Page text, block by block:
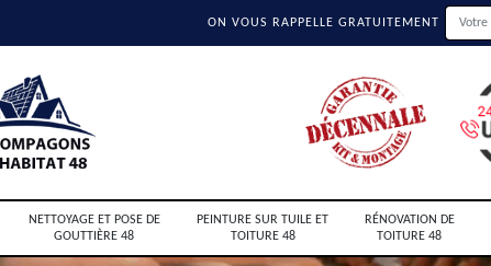
ON VOUS RAPPELLE GRATUITEMENT
NETTOYAGE ET POSE DE
GOUTTIÈRE 48
PEINTURE SUR TUILE ET
TOITURE 48
RÉNOVATION DE
TOITURE 48